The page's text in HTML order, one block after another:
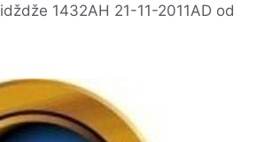
1432AH 21-11-2011AD od